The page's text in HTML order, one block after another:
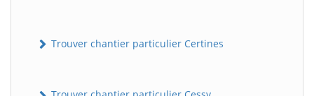
Trouver chantier particulier Certines